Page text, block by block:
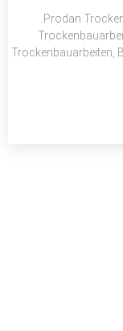
Prodan
Trockenbauarbeiten,